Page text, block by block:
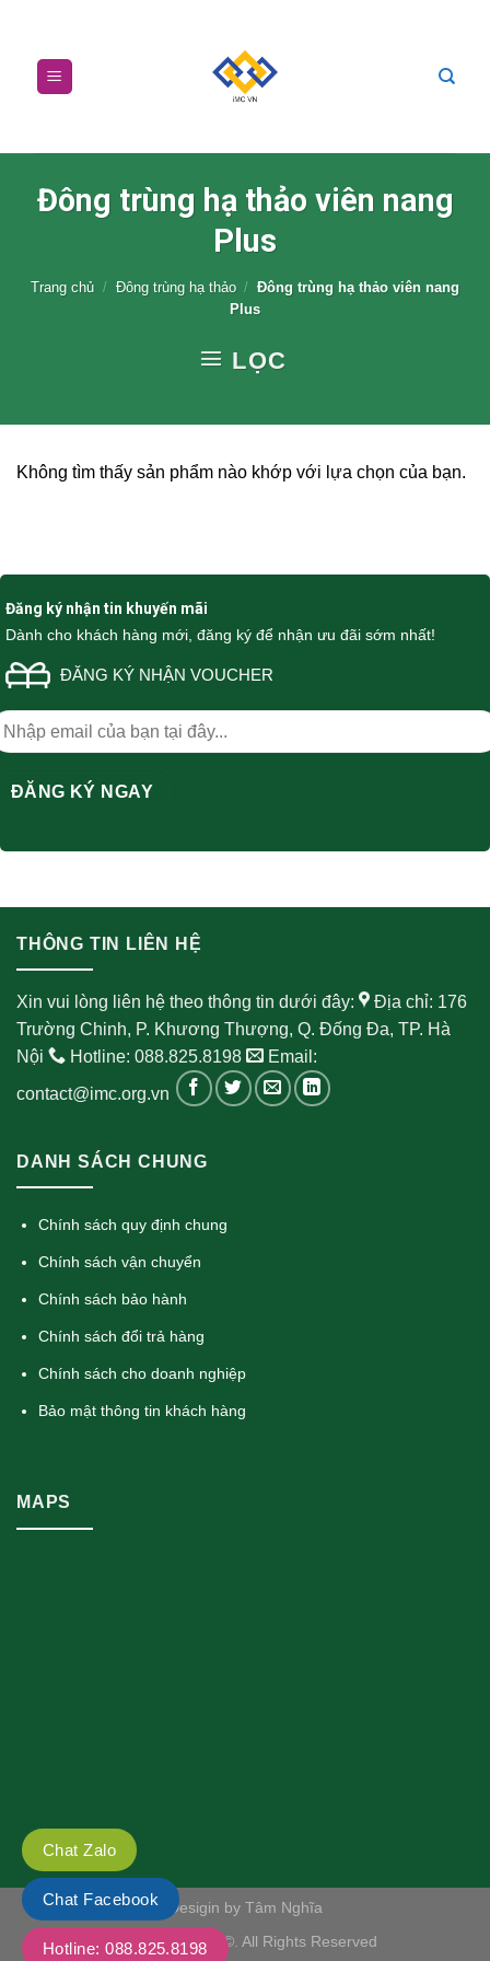
content
Đông trùng hạ thảo viên nang
Plus
Trang chủ / Đông trùng hạ thảo / Đông trùng hạ thảo viên nang
Plus
LỌC
Không tìm thấy sản phẩm nào khớp với lựa chọn của bạn.
Đăng ký nhận tin khuyến mãi
Dành cho khách hàng mới, đăng ký để nhận ưu đãi sớm nhất!
ĐĂNG KÝ NHẬN VOUCHER
THÔNG TIN LIÊN HỆ
Xin vui lòng liên hệ theo thông tin dưới đây:
Địa chỉ: 176
Trường Chinh, P. Khương Thượng, Q. Đống Đa, TP. Hà
Nội
Hotline: 088.825.8198 Email:
contact@imc.org.vn
DANH SÁCH CHUNG
Chính sách quy định chung
Chính sách vận chuyển
Chính sách bảo hành
Chính sách đổi trả hàng
Chính sách cho doanh nghiệp
Bảo mật thông tin khách hàng
MAPS
Desigin by Tâm Nghĩa
Copyright 2020 ©. All Rights Reserved
Chat Zalo
Chat Facebook
Hotline: 088.825.8198